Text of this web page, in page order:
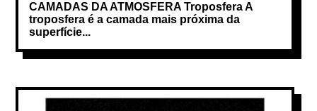
CAMADAS DA ATMOSFERA Troposfera A
troposfera é a camada mais próxima da
superfície...